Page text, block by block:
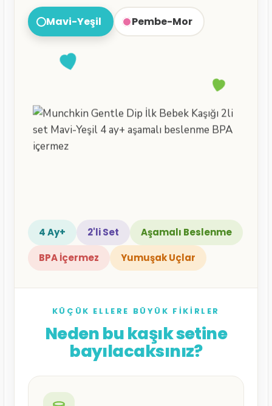
Mavi-Yeşil Pembe-Mor
4 Ay+ 2'li Set
Aşamalı Beslenme
BPA İçermez
Yumuşak Uçlar
KÜÇÜK ELLERE BÜYÜK FIKIRLER
Neden bu kaşık setine
bayılacaksınız?